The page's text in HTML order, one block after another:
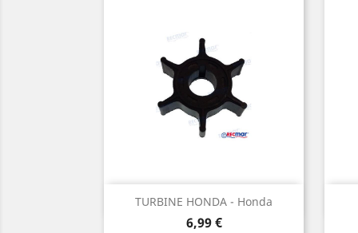
TURBINE HONDA - Honda
Prix
6,99 €
Aperçu rapide